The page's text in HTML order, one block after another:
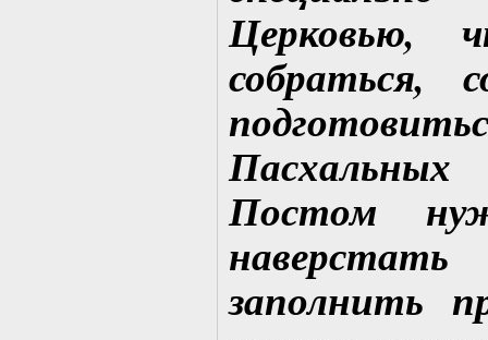
Церковью,
собраться,
Постом
заполнить